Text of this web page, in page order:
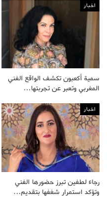
اخبار
سمية أكعبون تكشف الواقع الفني
المغربي وتعبر عن تجربتها…
اخبار
رجاء لطفين تبرز حضورها الفني
وتؤكد استمرار شغفها بتقديم…